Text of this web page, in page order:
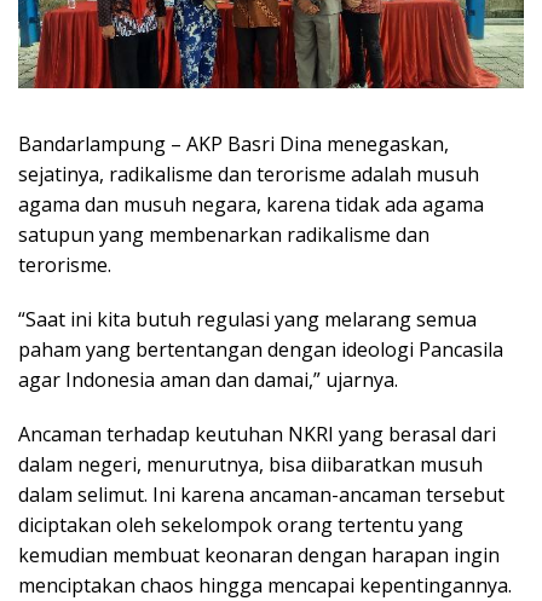
Bandarlampung – AKP Basri Dina menegaskan,
sejatinya, radikalisme dan terorisme adalah musuh
agama dan musuh negara, karena tidak ada agama
satupun yang membenarkan radikalisme dan
terorisme.
“Saat ini kita butuh regulasi yang melarang semua
paham yang bertentangan dengan ideologi Pancasila
agar Indonesia aman dan damai,” ujarnya.
Ancaman terhadap keutuhan NKRI yang berasal dari
dalam negeri, menurutnya, bisa diibaratkan musuh
dalam selimut. Ini karena ancaman-ancaman tersebut
diciptakan oleh sekelompok orang tertentu yang
kemudian membuat keonaran dengan harapan ingin
menciptakan chaos hingga mencapai kepentingannya.